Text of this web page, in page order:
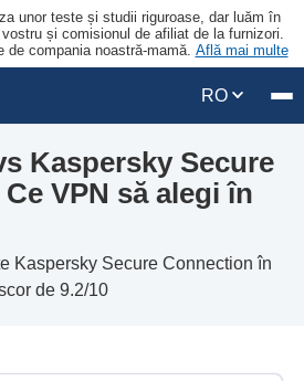
unor teste și studii riguroase, dar luăm în
și comisionul de afiliat de la furnizori.
de compania noastră-mamă. Află mai multe
RO
Kaspersky Secure
VPN să alegi în
Kaspersky Secure Connection în
de 9.2/10